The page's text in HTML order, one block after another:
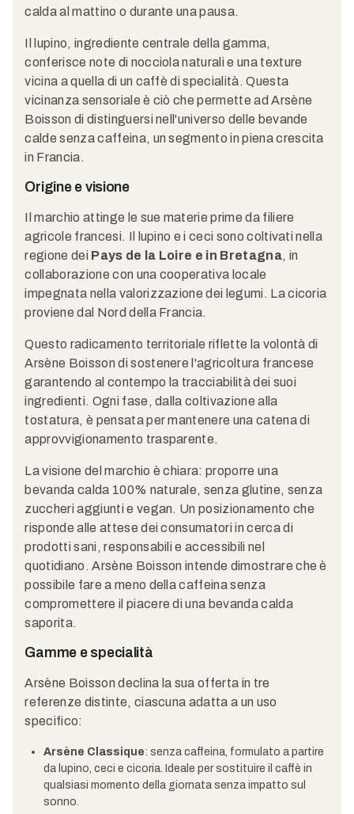
calda al mattino o durante una pausa.
Il lupino, ingrediente centrale della gamma,
conferisce note di nocciola naturali e una texture
vicina a quella di un caffè di specialità. Questa
vicinanza sensoriale è ciò che permette ad Arsène
Boisson di distinguersi nell'universo delle bevande
calde senza caffeina, un segmento in piena crescita
in Francia.
Origine e visione
Il marchio attinge le sue materie prime da filiere
agricole francesi. Il lupino e i ceci sono coltivati nella
regione dei Pays de la Loire e in Bretagna, in
collaborazione con una cooperativa locale
impegnata nella valorizzazione dei legumi. La cicoria
proviene dal Nord della Francia.
Questo radicamento territoriale riflette la volontà di
Arsène Boisson di sostenere l'agricoltura francese
garantendo al contempo la tracciabilità dei suoi
ingredienti. Ogni fase, dalla coltivazione alla
tostatura, è pensata per mantenere una catena di
approvvigionamento trasparente.
La visione del marchio è chiara: proporre una
bevanda calda 100% naturale, senza glutine, senza
zuccheri aggiunti e vegan. Un posizionamento che
risponde alle attese dei consumatori in cerca di
prodotti sani, responsabili e accessibili nel
quotidiano. Arsène Boisson intende dimostrare che è
possibile fare a meno della caffeina senza
compromettere il piacere di una bevanda calda
saporita.
Gamme e specialità
Arsène Boisson declina la sua offerta in tre
referenze distinte, ciascuna adatta a un uso
specifico:
Arsène Classique: senza caffeina, formulato a partire
da lupino, ceci e cicoria. Ideale per sostituire il caffè in
qualsiasi momento della giornata senza impatto sul
sonno.